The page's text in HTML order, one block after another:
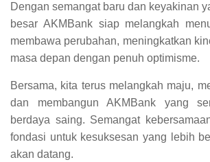
Dengan semangat baru dan keyakinan
besar AKMBank siap melangkah
membawa perubahan, meningkatkan
masa depan dengan penuh optimisme.
Bersama, kita terus melangkah maju,
dan membangun AKMBank yang
berdaya saing. Semangat
fondasi untuk kesuksesan yang lebih
akan datang.